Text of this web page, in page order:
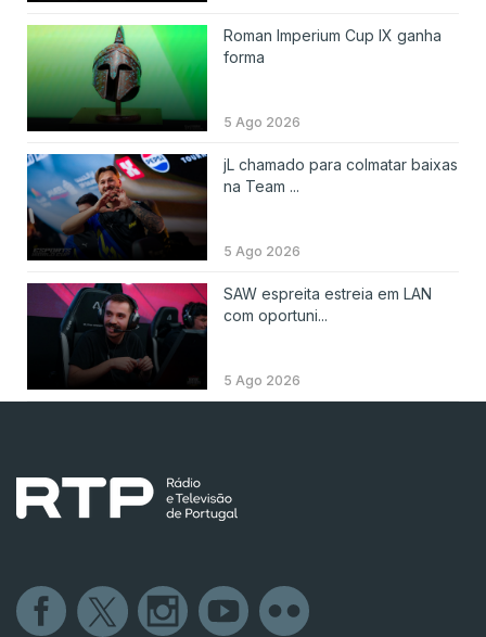
Roman Imperium Cup IX ganha
forma
5 Ago 2026
jL chamado para colmatar baixas
na Team ...
5 Ago 2026
SAW espreita estreia em LAN
com oportuni...
5 Ago 2026